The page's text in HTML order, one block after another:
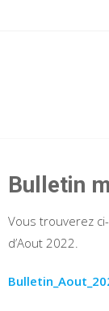
Bulletin
Vous trouverez
d’Aout 2022.